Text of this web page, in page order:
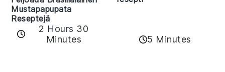
Mustapapupata
Reseptejä
2 Hours 30
Minutes
5 Minutes